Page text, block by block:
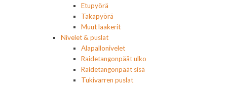
Etupyörä
Takapyörä
Muut laakerit
Nivelet & puslat
Alapallonivelet
Raidetangonpäät ulko
Raidetangonpäät sisä
Tukivarren puslat